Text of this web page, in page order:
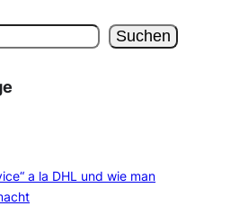
Suchen
a la DHL und wie man